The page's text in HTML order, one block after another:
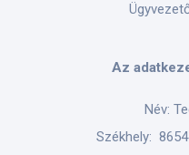
Az
Név:
Székhely: